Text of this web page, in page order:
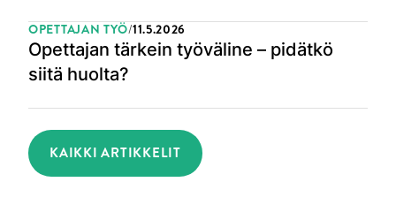
Opettajan tärkein työväline – pidätkö
siitä huolta?
OPETTAJAN TYÖ
JULKAISTU: 11.5.2026
KAIKKI ARTIKKELIT